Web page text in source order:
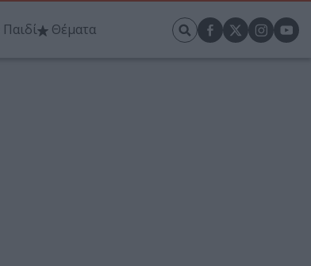
Παιδί Θέματα